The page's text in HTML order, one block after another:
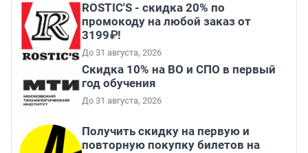
ROSTIC'S - скидка 20% по
промокоду на любой заказ от
3199₽!
До 31 августа, 2026
Скидка 10% на ВО и СПО в первый
год обучения
До 31 августа, 2026
Получить скидку на первую и
повторную покупку билетов на